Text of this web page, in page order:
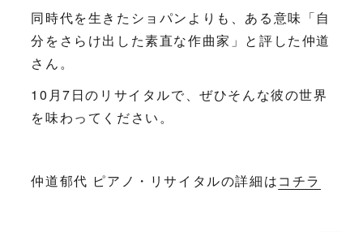
同時代を生きたショパンよりも、ある意味「自
分をさらけ出した素直な作曲家」と評した仲道
さん。
10月7日のリサイタルで、ぜひそんな彼の世界
を味わってください。
仲道郁代 ピアノ・リサイタルの詳細はコチラ